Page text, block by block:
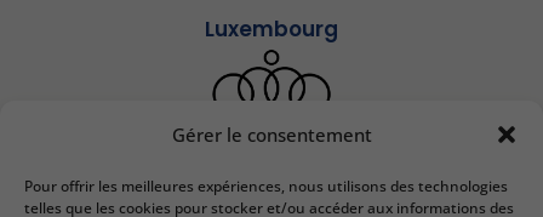
Gérer le consentement
Pour offrir les meilleures expériences, nous utilisons des technologies
telles que les cookies pour stocker et/ou accéder aux informations des
Luxembourg
IEDRS France